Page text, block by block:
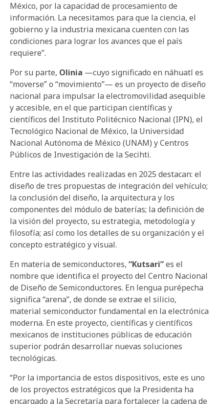
México, por la capacidad de procesamiento de
información. La necesitamos para que la ciencia, el
gobierno y la industria mexicana cuenten con las
condiciones para lograr los avances que el país
requiere”.
Por su parte, Olinia —cuyo significado en náhuatl es
“moverse” o “movimiento”— es un proyecto de diseño
nacional para impulsar la electromovilidad asequible
y accesible, en el que participan científicas y
científicos del Instituto Politécnico Nacional (IPN), el
Tecnológico Nacional de México, la Universidad
Nacional Autónoma de México (UNAM) y Centros
Públicos de Investigación de la Secihti.
Entre las actividades realizadas en 2025 destacan: el
diseño de tres propuestas de integración del vehículo;
la conclusión del diseño, la arquitectura y los
componentes del módulo de baterías; la definición de
la visión del proyecto, su estrategia, metodología y
filosofía; así como los detalles de su organización y el
concepto estratégico y visual.
En materia de semiconductores, “Kutsari”es el
nombre que identifica el proyecto del Centro Nacional
de Diseño de Semiconductores. En lengua purépecha
significa “arena”, de donde se extrae el silicio,
material semiconductor fundamental en la electrónica
moderna. En este proyecto, científicas y científicos
mexicanos de instituciones públicas de educación
superior podrán desarrollar nuevas soluciones
tecnológicas.
“Por la importancia de estos dispositivos, este es uno
de los proyectos estratégicos que la Presidenta ha
encargado a la Secretaría para fortalecer la cadena de